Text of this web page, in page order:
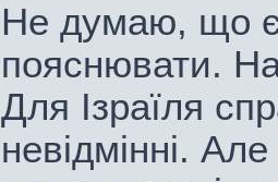
Не думаю, що є
пояснювати.
Для Ізраїля
невідмінні. Але